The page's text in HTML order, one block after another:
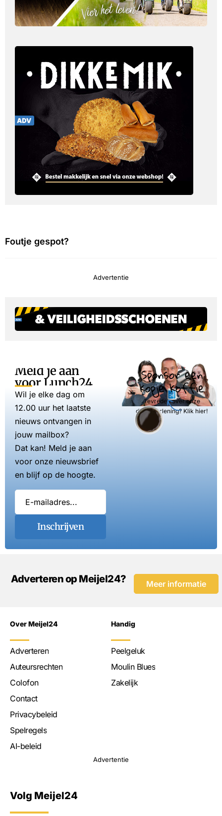
Foutje gespot?
Advertentie
Meld je aan
voor Lunch24
Wil je elke dag om
12.00 uur het laatste
nieuws ontvangen in
jouw mailbox?
Dat kan! Meld je aan
voor onze nieuwsbrief
en blijf op de hoogte.
Inschrijven
Sponsor een
kopje koffie
Tevreden over onze
dienstverlening? Klik hier!
Adverteren op Meijel24? Meer informatie
Over Meijel24
Adverteren
Auteursrechten
Colofon
Contact
Privacybeleid
Spelregels
AI-beleid
Handig
Peelgeluk
Moulin Blues
Zakelijk
Advertentie
Volg Meijel24